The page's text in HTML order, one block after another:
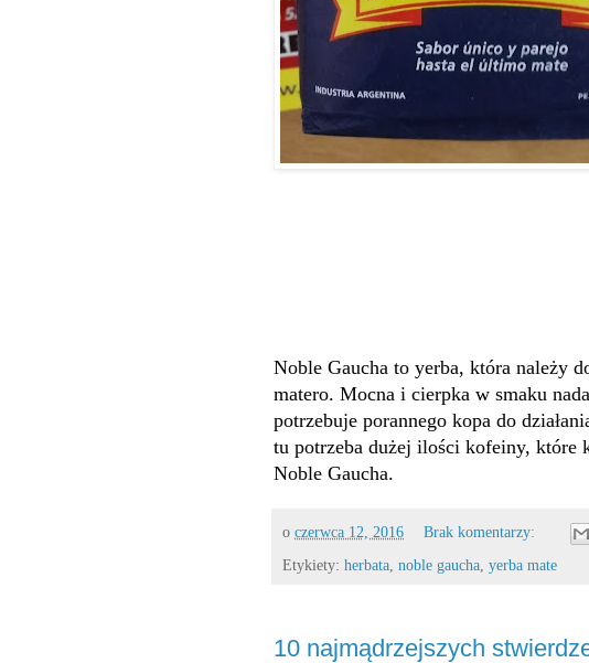
Noble Gaucha to yerba, która należy
matero. Mocna i cierpka w smaku
potrzebuje porannego kopa do
tu potrzeba dużej ilości kofeiny, które
Noble Gaucha.
o czerwca 12, 2016
Brak komentarzy:
Etykiety: herbata noble gaucha yerba mate
10 najmądrzejszych